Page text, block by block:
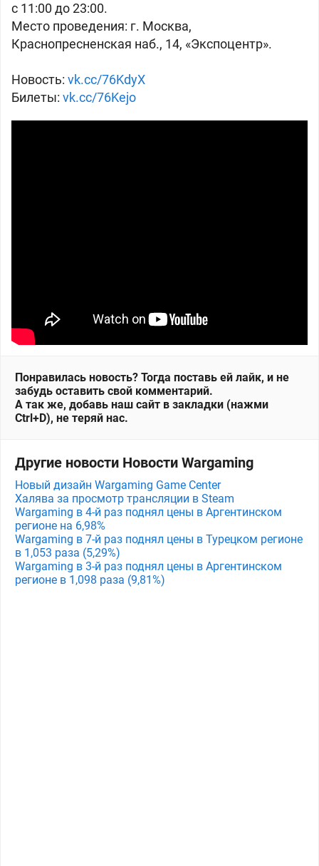
с 11:00 до 23:00.
Место проведения: г. Москва,
Краснопресненская наб., 14, «Экспоцентр».
Новость: vk.cc/76KdyX
Билеты: vk.cc/76Kejo
Понравилась новость? Тогда поставь ей лайк, и не
забудь оставить свой комментарий.
А так же, добавь наш сайт в закладки (нажми
Ctrl+D), не теряй нас.
Другие новости Новости Wargaming
Новый дизайн Wargaming Game Center
Халява за просмотр трансляции в Steam
Wargaming в 4-й раз поднял цены в Аргентинском
регионе на 6,98%
Wargaming в 7-й раз поднял цены в Турецком регионе
в 1,053 раза (5,29%)
Wargaming в 3-й раз поднял цены в Аргентинском
регионе в 1,098 раза (9,81%)